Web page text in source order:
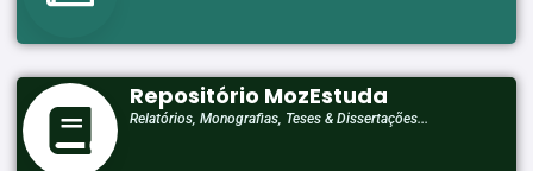
Repositório MozEstuda
Relatórios, Monografias, Teses & Dissertações...